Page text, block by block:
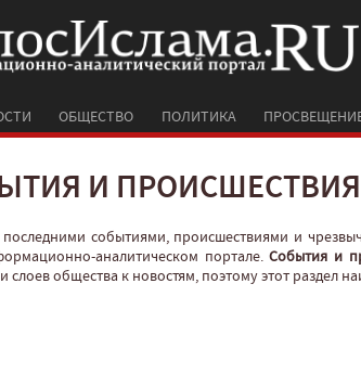
ОБЩЕСТВО ПОЛИТИКА
И
последними событиями, происшествиями и
аналитическом портале.События и
слоев общества к новостям, поэтому этот раздел